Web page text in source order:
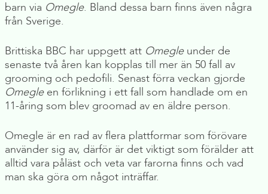
barn via Omegle. Bland dessa barn finns även några
från Sverige.
Brittiska BBC har uppgett att Omegleunder de
senaste två åren kan kopplas till mer än 50 fall av
grooming och pedofili. Senast förra veckan gjorde
Omegleen förlikning i ett fall som handlade om en
11-åring som blev groomad av en äldre person.
Omegle är en rad av flera plattformar som förövare
använder sig av, därför är det viktigt som förälder att
alltid vara påläst och veta var farorna finns och vad
man ska göra om något inträffar.